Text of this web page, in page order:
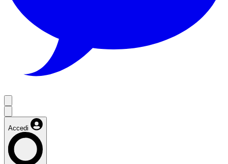
Accedi